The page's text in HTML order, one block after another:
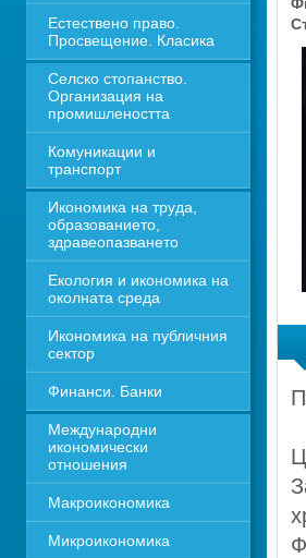
Естествено право.
Просвещение. Класика
Селско стопанство.
Организация на
промишлеността
Комуникации и
транспорт
Икономика на труда,
образованието,
здравеопазването
Екология и икономика на
околната среда
Икономика на публичния
сектор
Финанси. Банки
Международни
икономически
отношения
Макроикономика
Микроикономика